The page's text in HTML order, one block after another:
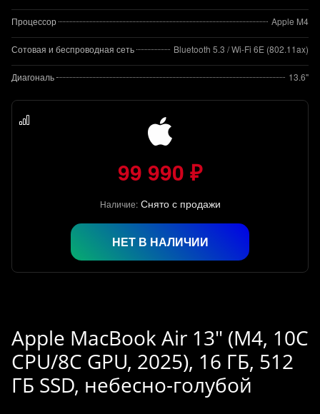
Процессор Apple M4
Сотовая и беспроводная сеть Bluetooth 5.3 / Wi-Fi 6E (802.11ax)
Диагональ 13.6"
99 990 ₽
Наличие: Снято с продажи
НЕТ В НАЛИЧИИ
Apple MacBook Air 13" (M4, 10C
CPU/8C GPU, 2025), 16 ГБ, 512
ГБ SSD, небесно-голубой